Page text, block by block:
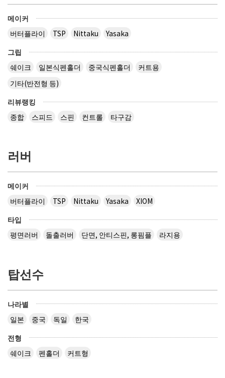
메이커
버터플라이
TSP Nittaku
Yasaka
그립
쉐이크
일본식펜홀더 중국식펜홀더
커트용
기타(반전형 등)
리뷰랭킹
종합
스피드 스핀 컨트롤 타구감
러버
메이커
버터플라이
TSP Nittaku Yasaka
XIOM
타입
평면러버
돌출러버 단면, 안티스핀, 롱핌플 라지용
탑선수
나라별
일본
중국 독일
한국
전형
쉐이크
펜홀더 커트형